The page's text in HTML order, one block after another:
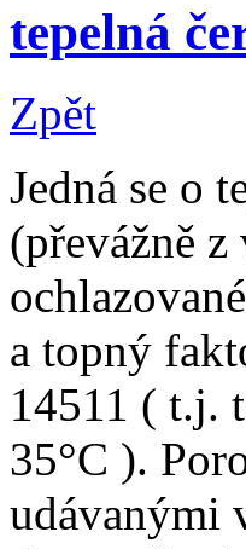
tepelná
Zpět
Jedná se o
(převážně
a topný
14511 ( t.j.
35°C ).
udávanými